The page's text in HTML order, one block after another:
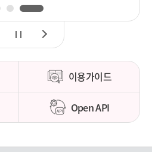
정
지
다
음
이용가이드
Open API